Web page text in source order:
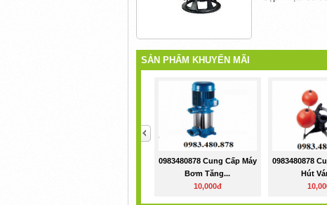
SẢN PHẨM KHUYẾN MÃI
0983480878 Cung Cấp Máy
Bơm Tăng...
10,000đ
0983480878
Hút